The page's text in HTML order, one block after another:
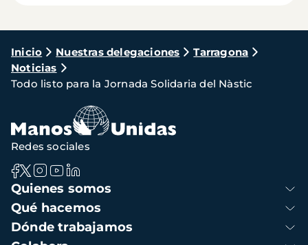
Ruta
de
navegación
Inicio Nuestras delegaciones
Tarragona
Noticias
Todo listo para la Jornada Solidaria del Nàstic
Navegación
principal
Quienes somos
Qué hacemos
Dónde trabajamos
Redes sociales